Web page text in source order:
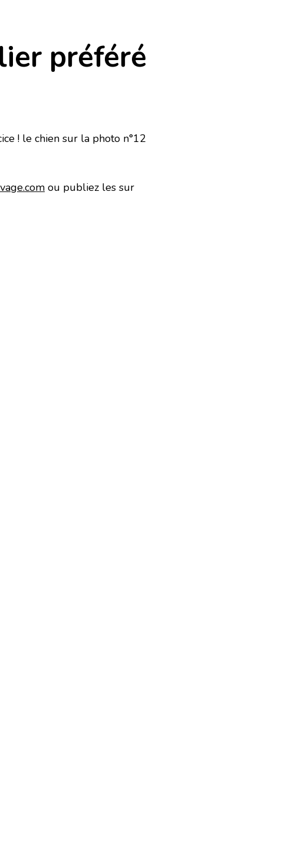
préféré
! le chien sur la photo n°12
ou publiez les sur